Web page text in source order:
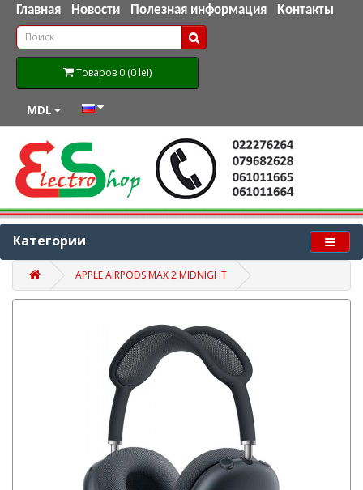
Главная Новости Полезная информация Контакты
Товаров 0 (0 lei)
MDL
Категории
APPLE AIRPODS MAX 2 MIDNIGHT